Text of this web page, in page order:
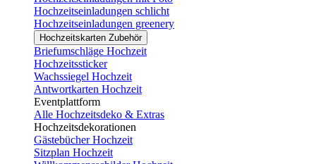
Hochzeitseinladungen schlicht
Hochzeitseinladungen greenery
Hochzeitskarten Zubehör
Briefumschläge Hochzeit
Hochzeitssticker
Wachssiegel Hochzeit
Antwortkarten Hochzeit
Eventplattform
Alle Hochzeitsdeko & Extras
Hochzeitsdekorationen
Gästebücher Hochzeit
Sitzplan Hochzeit